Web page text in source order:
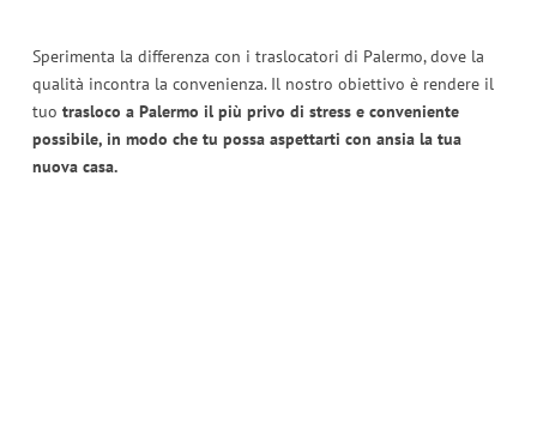
Sperimenta la differenza con i traslocatori di Palermo, dove la
qualità incontra la convenienza. Il nostro obiettivo è rendere il
tuo trasloco a Palermo il più privo di stress e conveniente
possibile, in modo che tu possa aspettarti con ansia la tua
nuova casa.